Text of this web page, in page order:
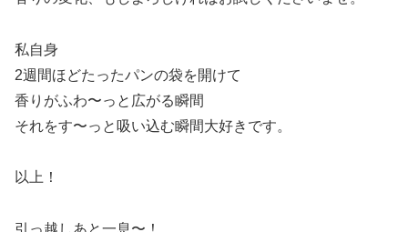
私自身
2週間ほどたったパンの袋を開けて
香りがふわ〜っと広がる瞬間
それをす〜っと吸い込む瞬間大好きです。
以上！